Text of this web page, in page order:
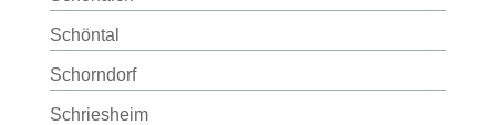
Schöntal
Schorndorf
Schriesheim